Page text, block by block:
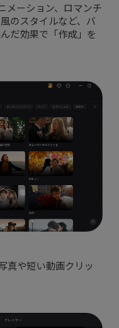
メーション、ロマンチ
のスタイルなど、バ
だ効果で「作成」を
真や短い動画クリッ